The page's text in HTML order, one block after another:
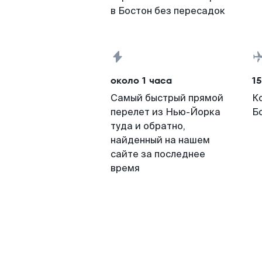
в Бостон без пересадок
около 1 часа
Самый быстрый прямой
перелет из Нью-Йорка
туда и обратно,
найденный на нашем
сайте за последнее
время
15